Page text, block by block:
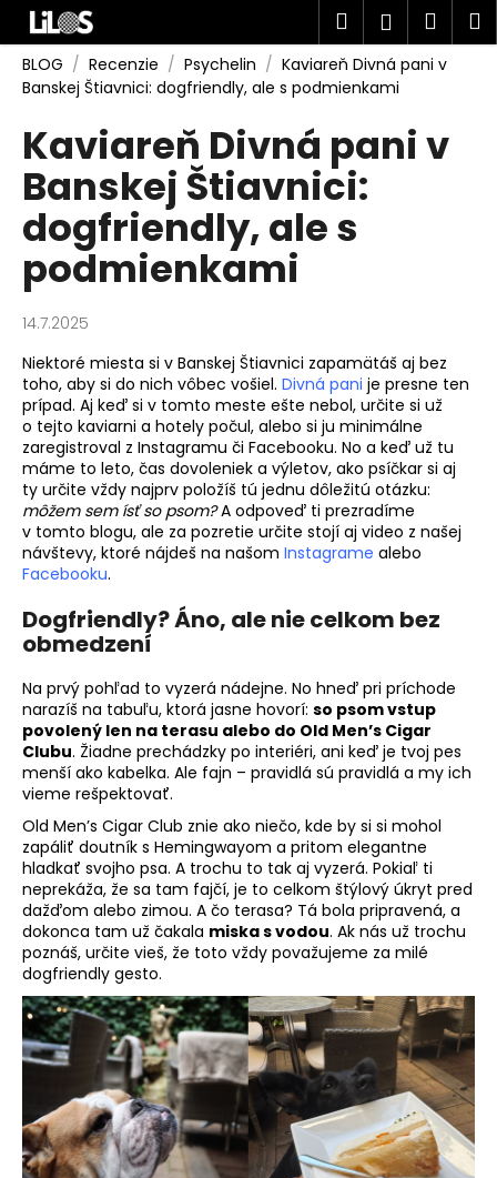
Prejsť
obsah
Hľadať
košík
BLOG / Recenzie / Psychelin / Kaviareň Divná pani v
Banskej Štiavnici: dogfriendly, ale s podmienkami
Kaviareň Divná pani v
Banskej Štiavnici:
dogfriendly, ale s
podmienkami
14.7.2025
Niektoré miesta si v Banskej Štiavnici zapamätáš aj bez
toho, aby si do nich vôbec vošiel. Divná pani je presne ten
prípad. Aj keď si v tomto meste ešte nebol, určite si už
o tejto kaviarni a hotely počul, alebo si ju minimálne
zaregistroval z Instagramu či Facebooku. No a keď už tu
máme to leto, čas dovoleniek a výletov, ako psíčkar si aj
ty určite vždy najprv položíš tú jednu dôležitú otázku:
môžem sem ísť so psom?A odpoveď ti prezradíme
v tomto blogu, ale za pozretie určite stojí aj video z našej
návštevy, ktoré nájdeš na našom Instagrame alebo
Facebooku.
Dogfriendly? Áno, ale nie celkom bez
obmedzení
Na prvý pohľad to vyzerá nádejne. No hneď pri príchode
narazíš na tabuľu, ktorá jasne hovorí: so psom vstup
povolený len na terasu alebo do Old Men’s Cigar
Clubu. Žiadne prechádzky po interiéri, ani keď je tvoj pes
menší ako kabelka. Ale fajn – pravidlá sú pravidlá a my ich
vieme rešpektovať.
Old Men’s Cigar Club znie ako niečo, kde by si si mohol
zapáliť doutník s Hemingwayom a pritom elegantne
hladkať svojho psa. A trochu to tak aj vyzerá. Pokiaľ ti
neprekáža, že sa tam fajčí, je to celkom štýlový úkryt pred
dažďom alebo zimou. A čo terasa? Tá bola pripravená, a
dokonca tam už čakala miska s vodou. Ak nás už trochu
poznáš, určite vieš, že toto vždy považujeme za milé
dogfriendly gesto.
o Späť
Späť
o
p
o
t
r
e
b
u
j
e
t
e
n
á
j
s
ť
?
HĽADAŤ
O
d
p
o
r
ú
č
a
m
e